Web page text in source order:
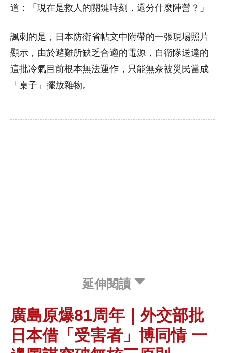
道：「現在是救人的關鍵時刻，還分什麼陣營？」
諷刺的是，日本防衛省帖文中附帶的一張現場照片
顯示，由於避難所缺乏合適的電源，自衛隊送達的
這批冷氣目前根本無法運作，只能無奈被災民當成
「桌子」擺放雜物。
延伸閱讀
廣島原爆81周年｜外交部批
日本借「受害者」博同情 一